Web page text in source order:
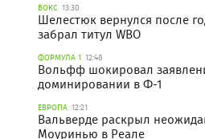
БОКС 13:30
Шелестюк вернулся после
забрал титул WBO
ФОРМУЛА 1 12:48
Вольфф шокировал
доминировании в Ф-1
ЕВРОПА 12:21
Вальверде раскрыл
Моуринью в Реале